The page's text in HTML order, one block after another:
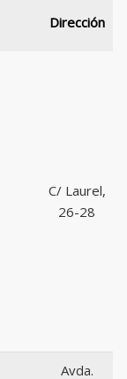
Dirección
C/ Laurel,
26-28
Avda.